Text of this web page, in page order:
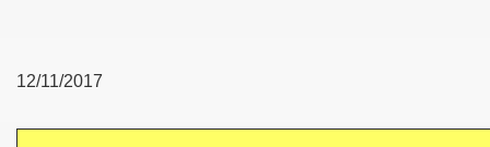
12/11/2017